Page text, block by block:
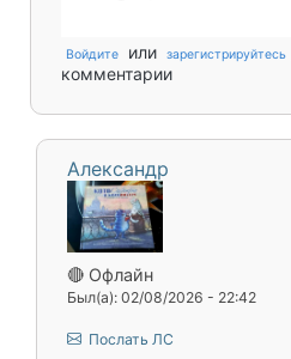
Войдите или зарегистрируйтесь
комментарии
Александр
🔴 Офлайн
Был(а): 02/08/2026 - 22:42
Послать ЛС